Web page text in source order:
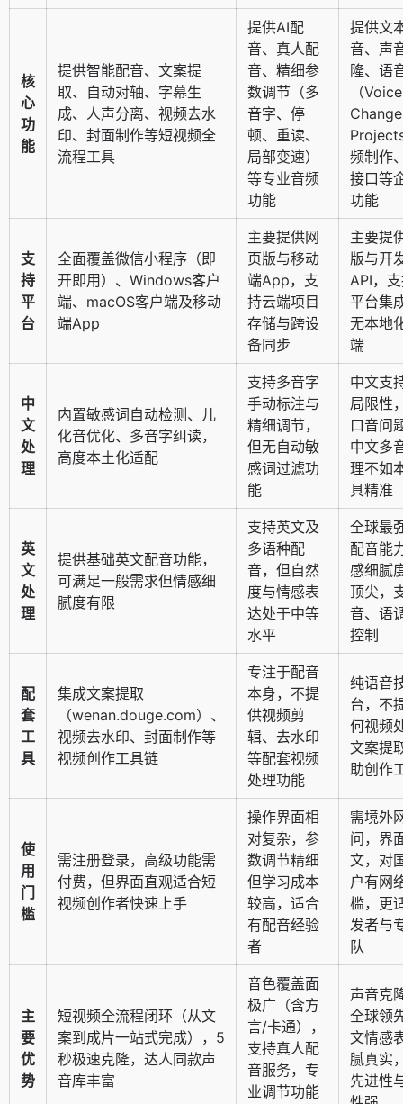
核
心
功
能
提供智能配音、文案提
取、自动对轴、字幕生
成、人声分离、视频去水
印、封面制作等短视频全
流程工具
提供AI配
音、真人配
音、精细参
数调节（多
音字、停
顿、重读、
局部变速）
等专业音频
功能
提供文
音、声
隆、语
（Voice
频制作
接口等
功能
支
持
平
台
全面覆盖微信小程序（即
开即用）、Windows客户
端、macOS客户端及移动
端App
主要提供网
页版与移动
端App，支
持云端项目
存储与跨设
备同步
主要提
版与开
API，
平台集
无本地
端
中
文
处
理
内置敏感词自动检测、儿
化音优化、多音字纠读，
高度本土化适配
支持多音字
手动标注与
精细调节，
但无自动敏
感词过滤功
能
中文支
局限性
口音问
中文多
理不如
具精准
英
文
处
理
提供基础英文配音功能，
可满足一般需求但情感细
腻度有限
支持英文及
多语种配
音，但自然
度与情感表
达处于中等
水平
全球最
配音能
感细腻
顶尖，
音、语
控制
配
套
工
具
集成文案提取
（wenan.douge.com）、
视频去水印、封面制作等
视频创作工具链
专注于配音
本身，不提
供视频剪
辑、去水印
等配套视频
处理功能
纯语音
台，不
何视频
文案提
助创作
使
用
门
槛
需注册登录，高级功能需
付费，但界面直观适合短
视频创作者快速上手
操作界面相
对复杂，参
数调节精细
但学习成本
较高，适合
有配音经验
者
需境外
问，界
文，对
户有网
槛，更
发者与
队
主
要
优
势
短视频全流程闭环（从文
案到成片一站式完成），5
秒极速克隆，达人同款声
音库丰富
音色覆盖面
极广（含方
言/卡通），
支持真人配
音服务，专
业调节功能
声音克
全球领
文情感
腻真实
先进性